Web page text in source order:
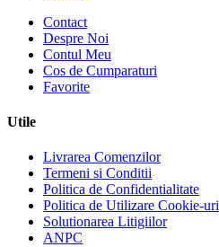
Contact
Despre Noi
Contul Meu
Cos de Cumparaturi
Favorite
Utile
Livrarea Comenzilor
Termeni si Conditii
Politica de Confidentialitate
Politica de Utilizare Cookie-uri
Solutionarea Litigiilor
ANPC